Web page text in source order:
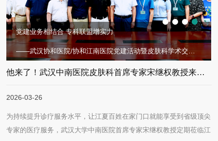
党建业务相结合 专科联盟增实力
——武汉协和医院/协和江南医院党建活动暨皮肤科学术交流会
他来了！武汉中南医院皮肤科首席专家宋继权教授来我院开展常态化坐诊、查房指导
2026-03-26
为持续提升诊疗服务水平，让江夏百姓在家门口就能享受到省级顶尖
专家的医疗服务，武汉大学中南医院首席专家宋继权教授定期莅临江